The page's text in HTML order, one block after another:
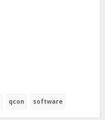
qcon software